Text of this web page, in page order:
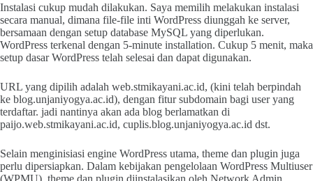
Instalasi cukup mudah dilakukan. Saya memilih melakukan instalasi
secara manual, dimana file-file inti WordPress diunggah ke server,
bersamaan dengan setup database MySQL yang diperlukan.
WordPress terkenal dengan 5-minute installation. Cukup 5 menit, maka
setup dasar WordPress telah selesai dan dapat digunakan.
URL yang dipilih adalah web.stmikayani.ac.id, (kini telah berpindah
ke blog.unjaniyogya.ac.id), dengan fitur subdomain bagi user yang
terdaftar. jadi nantinya akan ada blog berlamatkan di
paijo.web.stmikayani.ac.id, cuplis.blog.unjaniyogya.ac.id dst.
Selain menginisiasi engine WordPress utama, theme dan plugin juga
perlu dipersiapkan. Dalam kebijakan pengelolaan WordPress Multiuser
(WPMU), theme dan plugin diinstalasikan oleh Network Admin